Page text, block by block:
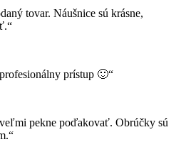
tovar. Náušnice sú krásne,
prístup 🙂“
pekne poďakovať. Obrúčky sú